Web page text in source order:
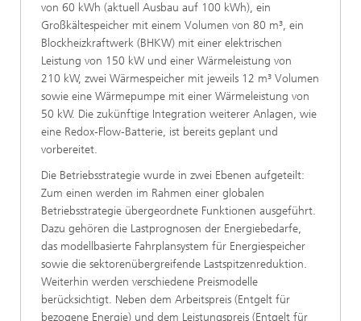
von 60 kWh (aktuell Ausbau auf 100 kWh), ein
Großkältespeicher mit einem Volumen von 80 m³, ein
Blockheizkraftwerk (BHKW) mit einer elektrischen
Leistung von 150 kW und einer Wärmeleistung von
210 kW, zwei Wärmespeicher mit jeweils 12 m³ Volumen
sowie eine Wärmepumpe mit einer Wärmeleistung von
50 kW. Die zukünftige Integration weiterer Anlagen, wie
eine Redox-Flow-Batterie, ist bereits geplant und
vorbereitet.
Die Betriebsstrategie wurde in zwei Ebenen aufgeteilt:
Zum einen werden im Rahmen einer globalen
Betriebsstrategie übergeordnete Funktionen ausgeführt.
Dazu gehören die Lastprognosen der Energiebedarfe,
das modellbasierte Fahrplansystem für Energiespeicher
sowie die sektorenübergreifende Lastspitzenreduktion.
Weiterhin werden verschiedene Preismodelle
berücksichtigt. Neben dem Arbeitspreis (Entgelt für
bezogene Energie) und dem Leistungspreis (Entgelt für